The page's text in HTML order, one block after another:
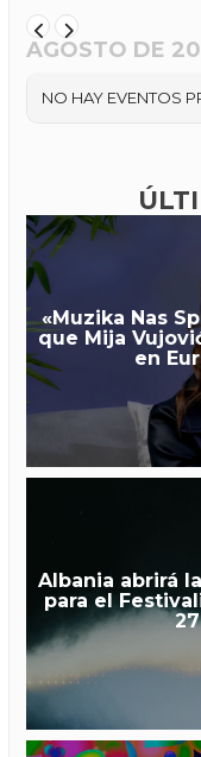
AGOSTO DE
NO HAY EVENTOS
«Muzika Nas
que Mija
en
Albania abrirá
para el